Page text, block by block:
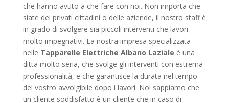
che hanno avuto a che fare con noi. Non importa che
siate dei privati cittadini o delle aziende, il nostro staff è
in grado di svolgere sia piccoli interventi che lavori
molto impegnativi. La nostra impresa specializzata
nelle Tapparelle Elettriche Albano Laziale è una
ditta molto seria, che svolge gli interventi con estrema
professionalità, e che garantisce la durata nel tempo
del vostro avvolgibile dopo i lavori. Noi sappiamo che
un cliente soddisfatto è un cliente che in caso di